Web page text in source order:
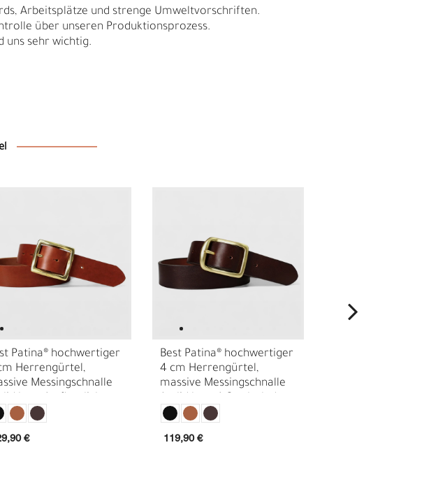
E
Arbeitsplätze und strenge Umweltvorschriften.
über unseren Produktionsprozess.
uns sehr wichtig.
Patina® hochwertiger
Herrengürtel,
Messingschnalle
Sattlerleder
€
Best Patina® hochwertiger
4 cm Herrengürtel,
massive Messingschnalle
18441
119,90 €